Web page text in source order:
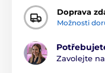
Doprava
Možnosti
Zavolejte na